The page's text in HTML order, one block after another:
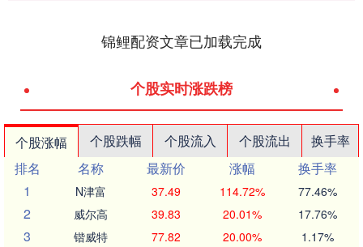
锦鲤配资文章已加载完成
个股实时涨跌榜
个股涨幅 个股跌幅 个股流入 个股流出
换手率
排名
名称 最新价 涨幅
换手率
1
N津富 37.49 114.72% 77.46%
2 威尔高 39.83 20.01% 17.76%
3 锴威特 77.82 20.00% 1.17%